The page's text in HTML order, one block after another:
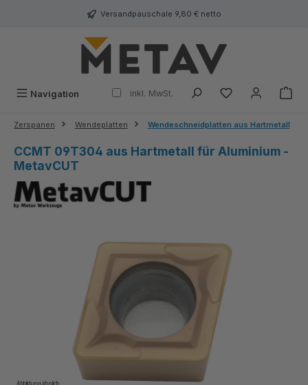
Versandpauschale 9,80 € netto
Navigation inkl. MwSt.
Zerspanen Wendeplatten Wendeschneidplatten aus Hartmetall
CCMT 09T304 aus Hartmetall für Aluminium -
MetavCUT
Bildergalerie überspringen